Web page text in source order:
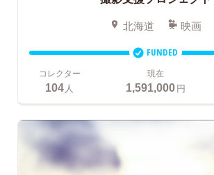
北海道 映画
FUNDED
コレクター
104 人
現在
1,591,000円